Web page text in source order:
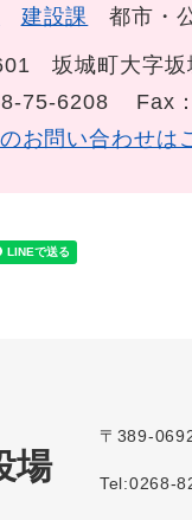
建設課 都市・
坂城町大字
75-6208
Fax
お問い合わせは
場
〒389-
Tel:0268-